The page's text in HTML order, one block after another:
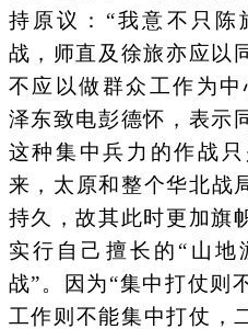
持原议：“我意不只
战，师直及徐旅亦应以
不应以做群众工作为
泽东致电彭德怀，表示
这种集中兵力的作战
来，太原和整个华北战
持久，故其此时更加旗
实行自己擅长的“山地
战”。因为“集中打仗则
工作则不能集中打仗，